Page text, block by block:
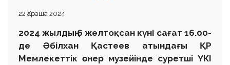
22 Қараша 2024
2024 жылдың 6 желтоқсан күні сағат 16.00-
де Әбілхан Қастеев атындағы ҚР
Мемлекеттік өнер музейінде суретші ҮКІ